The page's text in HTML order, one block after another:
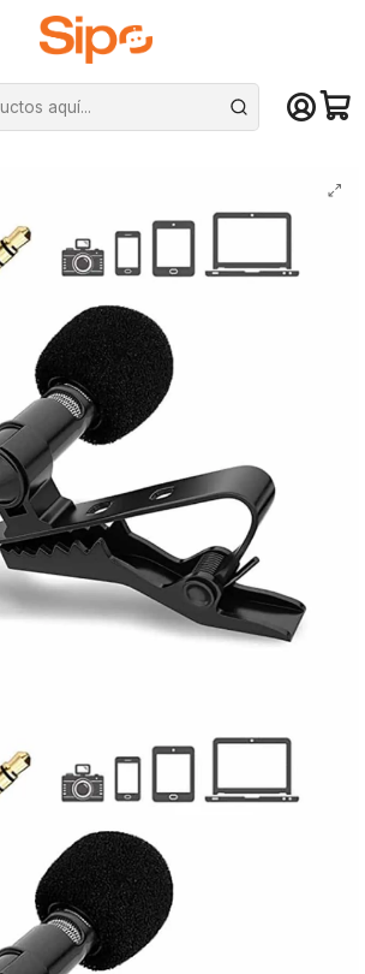
y recibe hoy! De lunes a sábado en el gran
$29.990
Audio y música Micrófonos
de solapa Lavalier 3.5mm